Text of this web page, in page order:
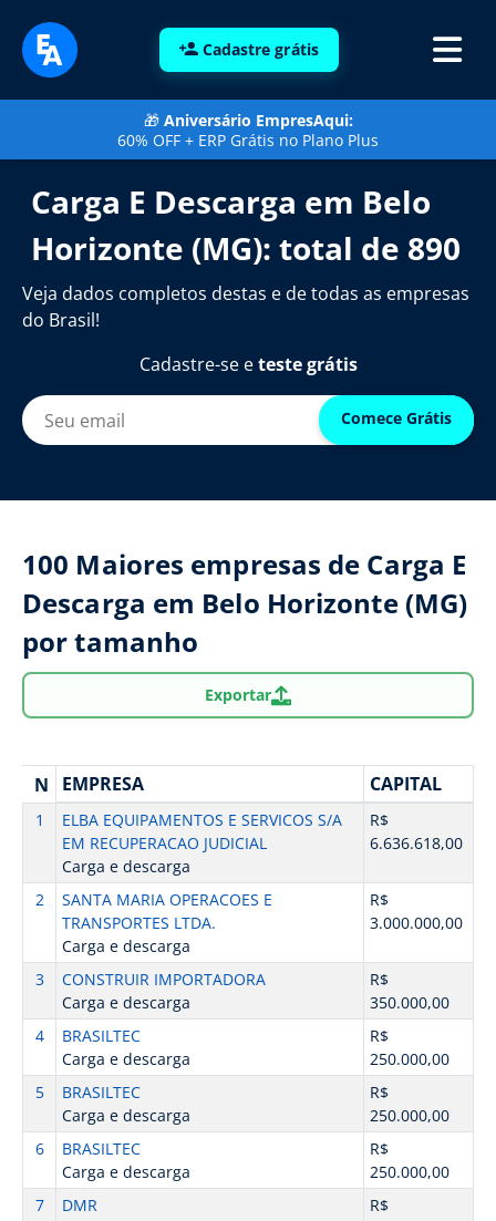
Cadastre grátis
🎁 Aniversário EmpresAqui:
60% OFF + ERP Grátis no Plano Plus
Carga E Descarga em Belo
Horizonte (MG): total de 890
Veja dados completos destas e de todas as empresas
do Brasil!
Cadastre-se eteste grátis
Comece Grátis
100 Maiores empresas de Carga E
Descarga em Belo Horizonte (MG)
por tamanho
Exportar
N EMPRESA CAPITAL
1
ELBA EQUIPAMENTOS E SERVICOS S/A
EM RECUPERACAO JUDICIAL
Carga e descarga
R$
6.636.618,00
2
SANTA MARIA OPERACOES E
TRANSPORTES LTDA.
Carga e descarga
R$
3.000.000,00
3
CONSTRUIR IMPORTADORA
Carga e descarga
R$
350.000,00
4
BRASILTEC
Carga e descarga
R$
250.000,00
5
BRASILTEC
Carga e descarga
R$
250.000,00
6
BRASILTEC
Carga e descarga
R$
250.000,00
7
DMR
R$